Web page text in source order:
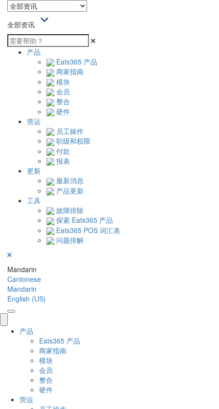
全部资讯
产品
Eats365 产品
商家指南
模块
会员
整合
硬件
营运
员工操作
职级和权限
付款
报表
更新
最新消息
产品更新
工具
故障排除
探索 Eats365 产品
Eats365 POS 词汇表
问题排解
Mandarin
Cantonese
Mandarin
English (US)
产品
Eats365 产品
商家指南
模块
会员
整合
硬件
营运